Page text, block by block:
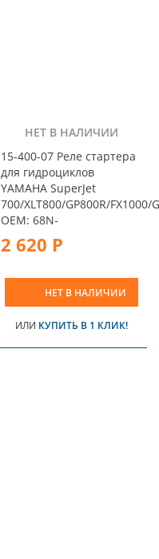
НЕТ В НАЛИЧИИ
15-400-07 Реле стартера
для гидроциклов
YAMAHA SuperJet
700/XLT800/GP800R/FX1000/
OEM: 68N-
2 620 Р
НЕТ В НАЛИЧИИ
ИЛИ КУПИТЬ В 1 КЛИК!